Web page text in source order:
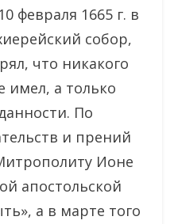
февраля 1665 г. в
собор,
что никакого
имел, а только
По
и прений
Ионе
апостольской
а в марте того